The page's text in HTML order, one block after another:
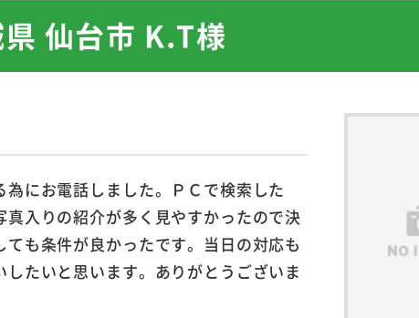
仙台市 K.T様
にお電話しました。ＰＣで検索した
入りの紹介が多く見やすかったので決
も条件が良かったです。当日の対応も
たいと思います。ありがとうございま